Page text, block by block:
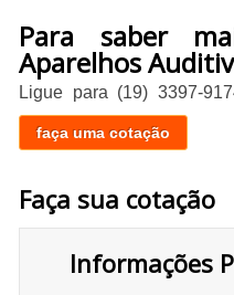
Para saber
Aparelhos
Ligue para (19) 3397-
faça uma cotação
Faça sua cotação
Informações